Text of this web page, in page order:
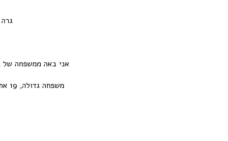
אני באה ממשפחה של
משפחה גדולה, 19 אחיינים והרבה בני דודים. כל אחד אוהב משהו אחר. עם בצל, בלי שום, כן מנגו, לא מנגו.